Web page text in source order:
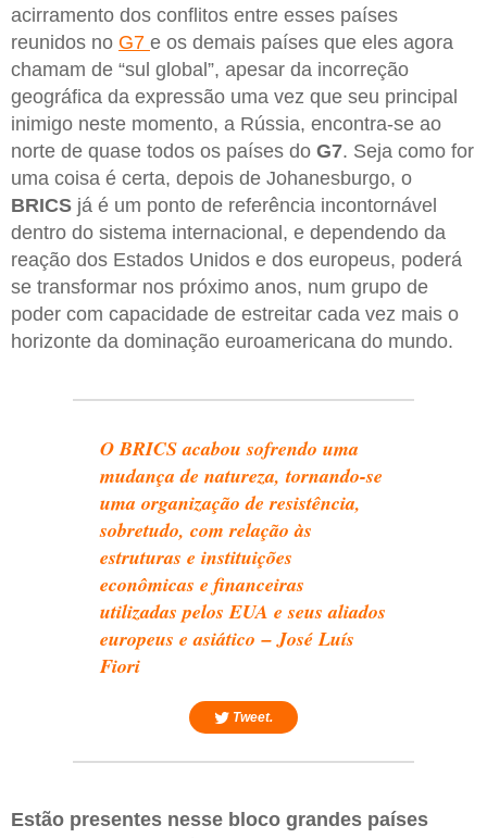
acirramento dos conflitos entre esses países
reunidos no G7 e os demais países que eles agora
chamam de “sul global”, apesar da incorreção
geográfica da expressão uma vez que seu principal
inimigo neste momento, a Rússia, encontra-se ao
norte de quase todos os países do G7. Seja como for
uma coisa é certa, depois de Johanesburgo, o
BRICS já é um ponto de referência incontornável
dentro do sistema internacional, e dependendo da
reação dos Estados Unidos e dos europeus, poderá
se transformar nos próximo anos, num grupo de
poder com capacidade de estreitar cada vez mais o
horizonte da dominação euroamericana do mundo.
O BRICS acabou sofrendo uma
mudança de natureza, tornando-se
uma organização de resistência,
sobretudo, com relação às
estruturas e instituições
econômicas e financeiras
utilizadas pelos EUA e seus aliados
europeus e asiático – José Luís
Fiori
Tweet.
Estão presentes nesse bloco grandes países